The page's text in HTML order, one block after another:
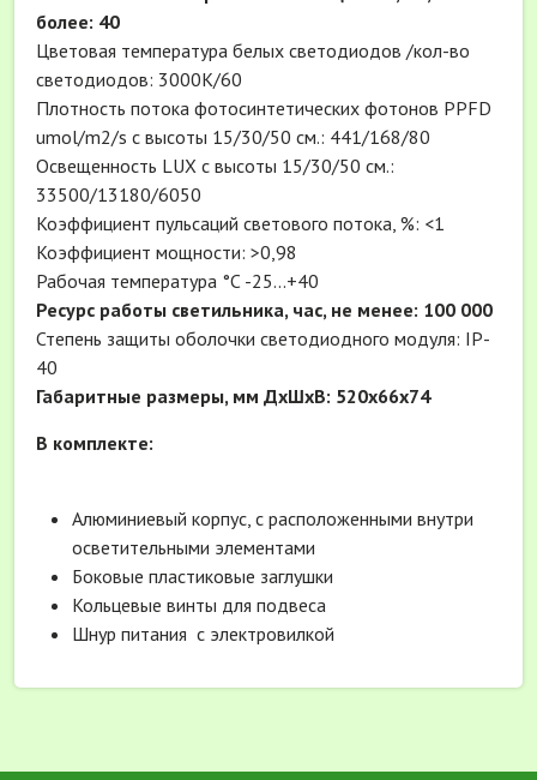
более: 40
Цветовая температура белых светодиодов /кол-во
светодиодов: 3000К/60
Плотность потока фотосинтетических фотонов PPFD
umol/m2/s с высоты 15/30/50 см.: 441/168/80
Освещенность LUX с высоты 15/30/50 см.:
33500/13180/6050
Коэффициент пульсаций светового потока, %: <1
Коэффициент мощности: >0,98
Рабочая температура °С -25...+40
Ресурс работы светильника, час, не менее: 100 000
Степень защиты оболочки светодиодного модуля: IP-
40
Габаритные размеры, мм ДхШхВ: 520х66х74
В комплекте:
Алюминиевый корпус, с расположенными внутри
осветительными элементами
Боковые пластиковые заглушки
Кольцевые винты для подвеса
Шнур питания с электровилкой